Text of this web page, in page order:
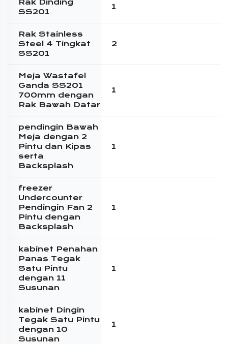
Rak Dinding
SS201
1
Rak Stainless
Steel 4 Tingkat
SS201
2
Meja Wastafel
Ganda SS201
700mm dengan
Rak Bawah Datar
1
pendingin Bawah
Meja dengan 2
Pintu dan Kipas
serta
Backsplash
1
freezer
Undercounter
Pendingin Fan 2
Pintu dengan
Backsplash
1
kabinet Penahan
Panas Tegak
Satu Pintu
dengan 11
Susunan
1
kabinet Dingin
Tegak Satu Pintu
dengan 10
Susunan
1